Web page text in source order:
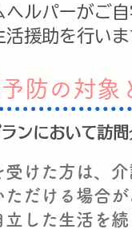
ヘルパーがご
活援助を行いま
防の対象
ンにおいて訪
受けた方は、
ただける場合
立した生活を